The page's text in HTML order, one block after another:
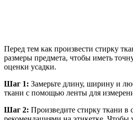
Перед тем как произвести стирку
размеры предмета, чтобы иметь
оценки усадки.
Шаг 1: Замерьте длину, ширину и
ткани с помощью ленты для
Шаг 2: Произведите стирку ткани в